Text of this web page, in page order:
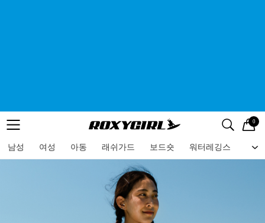
메뉴 검색
로고 0
남성 여성 아동 래쉬가드 보드숏 워터레깅스 비
메뉴